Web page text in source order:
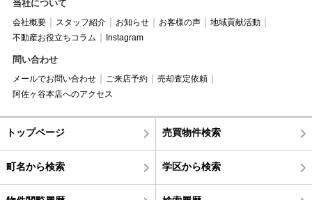
当社について
会社概要 スタッフ紹介 お知らせ お客様の声
地域貢献活動
不動産お役立ちコラム
Instagram
問い合わせ
メールでお問い合わせ ご来店予約
売却査定依頼
阿佐ヶ谷本店へのアクセス
トップページ 売買物件検索
町名から検索 学区から検索